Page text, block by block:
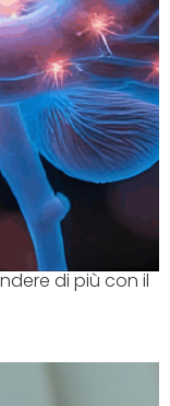
di più con il